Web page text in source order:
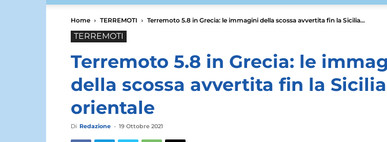
Sicilia
Home TERREMOTI Terremoto 5.8 in Grecia: le immagini della scossa avvertita fin la Sicilia...
TERREMOTI
Terremoto 5.8 in Grecia: le
della scossa avvertita fin la Sicilia
orientale
Di Redazione - 19 Ottobre 2021